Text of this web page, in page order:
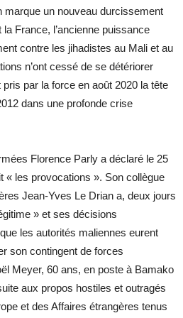
marque un nouveau durcissement
France, l’ancienne puissance
contre les jihadistes au Mali et au
n’ont cessé de se détériorer
par la force en août 2020 la tête
dans une profonde crise
Florence Parly a déclaré le 25
« les provocations ». Son collègue
Jean-Yves Le Drian a, deux jours
» et ses décisions
les autorités maliennes eurent
son contingent de forces
Meyer, 60 ans, en poste à Bamako
aux propos hostiles et outragés
et des Affaires étrangères tenus